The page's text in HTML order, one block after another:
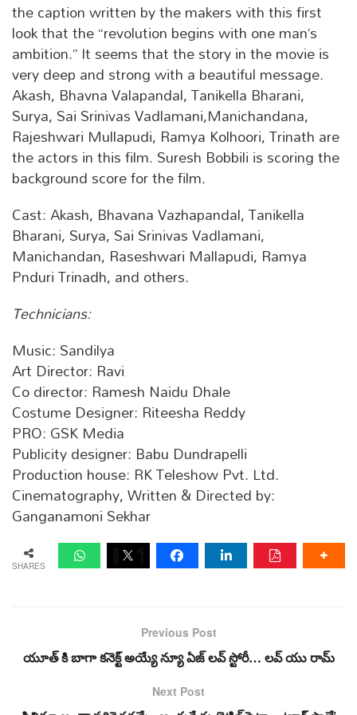
the caption written by the makers with this first
look that the “revolution begins with one man’s
ambition.” It seems that the story in the movie is
very deep and strong with a beautiful message.
Akash, Bhavna Valapandal, Tanikella Bharani,
Surya, Sai Srinivas Vadlamani,Manichandana,
Rajeshwari Mullapudi, Ramya Kolhoori, Trinath are
the actors in this film. Suresh Bobbili is scoring the
background score for the film.
Cast: Akash, Bhavana Vazhapandal, Tanikella
Bharani, Surya, Sai Srinivas Vadlamani,
Manichandan, Raseshwari Mallapudi, Ramya
Pnduri Trinadh, and others.
Technicians:
Music: Sandilya
Art Director: Ravi
Co director: Ramesh Naidu Dhale
Costume Designer: Riteesha Reddy
PRO: GSK Media
Publicity designer: Babu Dundrapelli
Production house: RK Teleshow Pvt. Ltd.
Cinematography, Written & Directed by:
Ganganamoni Sekhar
SHARES
Previous Post
యూత్ కి బాగా కనెక్ట్ అయ్యే న్యూ ఏజ్ లవ్ స్టోరీ… లవ్ యు రామ్
Next Post